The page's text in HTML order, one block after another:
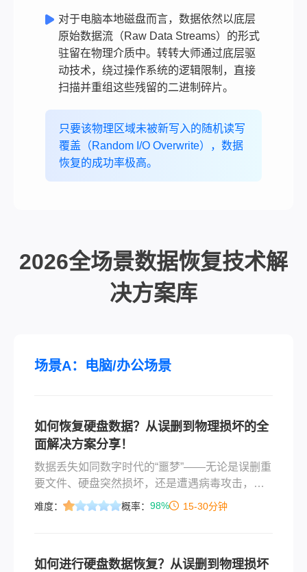
对于电脑本地磁盘而言，数据依然以底层
原始数据流（Raw Data Streams）的形式
驻留在物理介质中。转转大师通过底层驱
动技术，绕过操作系统的逻辑限制，直接
扫描并重组这些残留的二进制碎片。
只要该物理区域未被新写入的随机读写
覆盖（Random I/O Overwrite），数据
恢复的成功率极高。
2026全场景数据恢复技术解
决方案库
场景A：电脑/办公场景
如何恢复硬盘数据？从误删到物理损坏的全
面解决方案分享！
数据丢失如同数字时代的“噩梦”——无论是误删重
要文件、硬盘突然损坏，还是遭遇病毒攻击，都
可能让多年的心血瞬间消失。那么如何恢复硬盘
生”。
难度： 概率： 98% 15-30分钟
如何进行硬盘数据恢复？从误删到物理损坏